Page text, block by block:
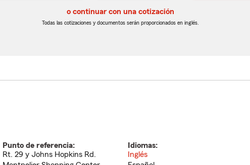
postal
de
postal
de
o continuar con una cotización
Todas las cotizaciones y documentos serán proporcionados en inglés.
Punto de referencia:
Rt. 29 y Johns Hopkins Rd.
Idiomas:
Inglés